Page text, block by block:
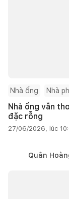
Nhà ống Nhà
Nhà ống vẫn
đặc rỗng
27/06/2026, lúc
Quân